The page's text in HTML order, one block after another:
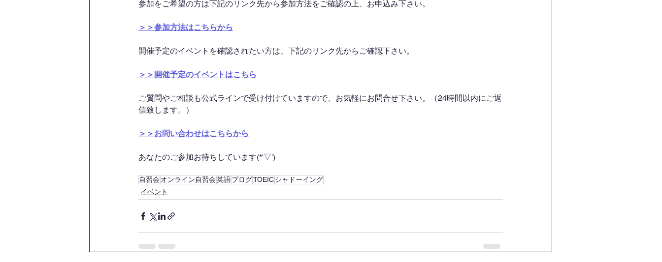
参加をご希望の方は下記のリンク先から参加方法をご確認の上、お申込み下さい。
＞＞参加方法はこちらから
開催予定のイベントを確認されたい方は、下記のリンク先からご確認下さい。
＞＞開催予定のイベントはこちら
ご質問やご相談も公式ラインで受け付けていますので、お気軽にお問合せ下さい。（24時間以内にご返
信致します。）
＞＞お問い合わせはこちらから
あなたのご参加お待ちしています(*'▽')
自習会オンライン自習会英語ブログTOEICシャドーイング
イベント